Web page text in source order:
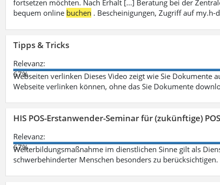
fortsetzen möchten. Nach Erhalt [...] Beratung bei der
bequem online buchen . Bescheinigungen, Zugriff auf
Tipps & Tricks
Relevanz:
67%
Webseiten verlinken Dieses Video zeigt wie Sie Dokumente
Webseite verlinken können, ohne das Sie Dokumente
HIS POS-Erstanwender-Seminar für (zukünftige)
Relevanz:
67%
Weiterbildungsmaßnahme im dienstlichen Sinne gilt als
schwerbehinderter Menschen besonders zu berücksichtigen.